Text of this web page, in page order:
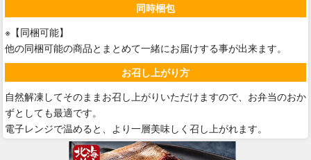
同時梱包
※【同梱可能】
他の同梱可能の商品とまとめて一緒にお届けする事が出来ます。
お召し上がり方
自然解凍してそのままお召し上がりいただけますので、お弁当のおか
ずとしても最適です。
電子レンジで温めると、より一層美味しく召し上がれます。